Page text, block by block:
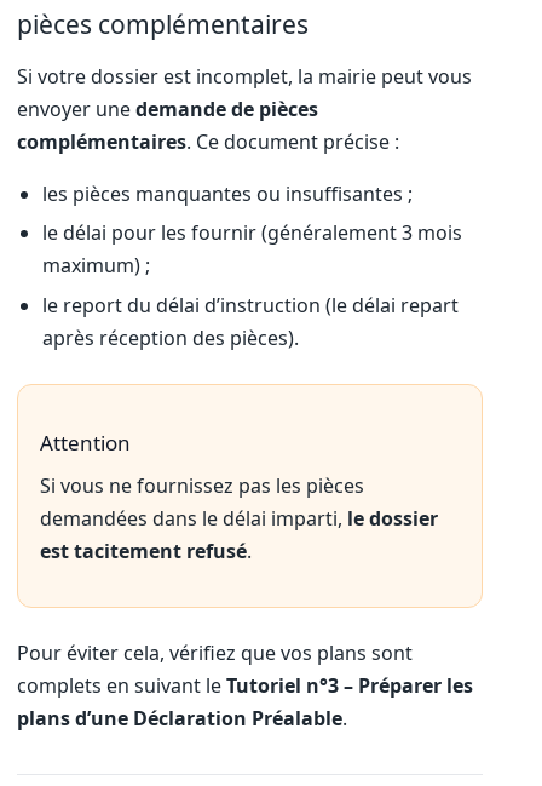
pièces complémentaires
Si votre dossier est incomplet, la mairie peut vous
envoyer unedemande de pièces
complémentaires. Ce document précise :
les pièces manquantes ou insuffisantes ;
le délai pour les fournir (généralement 3 mois
maximum) ;
le report du délai d’instruction (le délai repart
après réception des pièces).
Attention
Si vous ne fournissez pas les pièces
demandées dans le délai imparti, le dossier
est tacitement refusé.
Pour éviter cela, vérifiez que vos plans sont
complets en suivant leTutoriel n°3 – Préparer les
plans d’une Déclaration Préalable.